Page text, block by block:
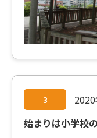
3
始まりは小学校